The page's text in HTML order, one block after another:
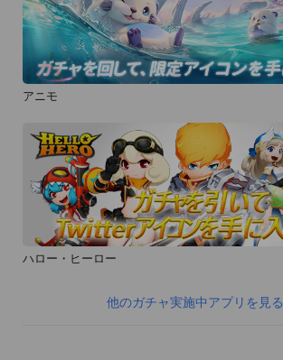
アニモ
ハロー・ヒーロー
他のガチャ実施中アプリを見る